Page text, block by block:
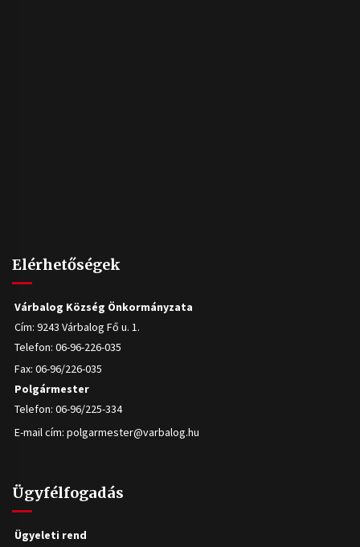
Elérhetőségek
Várbalog Község Önkormányzata
Cím: 9243 Várbalog Fő u. 1.
Telefon: 06-96-226-035
Fax: 06-96/226-035
Polgármester
Telefon: 06-96/225-334
E-mail cím: polgarmester@varbalog.hu
Ügyfélfogadás
Ügyeleti rend